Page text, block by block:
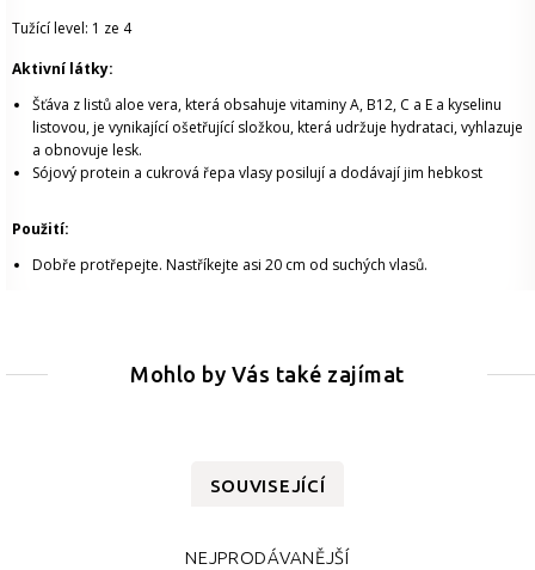
Tužící level: 1 ze 4
Aktivní látky:
Šťáva z listů aloe vera, která obsahuje vitaminy A, B12, C a E a kyselinu
listovou, je vynikající ošetřující složkou, která udržuje hydrataci, vyhlazuje
a obnovuje lesk.
Sójový protein a cukrová řepa vlasy posilují a dodávají jim hebkost
Použití:
Dobře protřepejte. Nastříkejte asi 20 cm od suchých vlasů.
Mohlo by Vás také zajímat
SOUVISEJÍCÍ
NEJPRODÁVANĚJŠÍ